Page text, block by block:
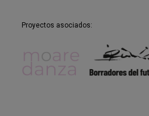
Residencias de creación en:
Proyectos asociados: